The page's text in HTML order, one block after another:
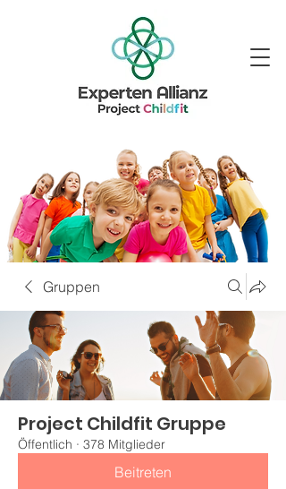
Gruppen
Project Childfit Gruppe
Öffentlich · 378 Mitglieder
Beitreten